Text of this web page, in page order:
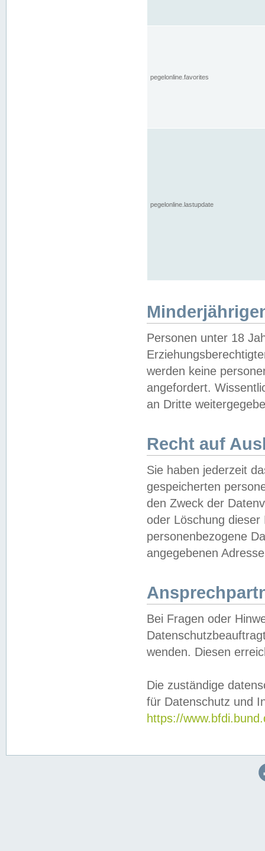
pegelonline.favorites
pegelonline.lastupdate
Personen unter 18
werden keine
angefordert.
an Dritte
Recht auf
Sie haben jederzeit
gespeicherten
den Zweck der
oder Löschung
personenbezogene
angegebenen
Bei Fragen oder
wenden. Diesen
Die zuständige
für Datenschutz und
https://